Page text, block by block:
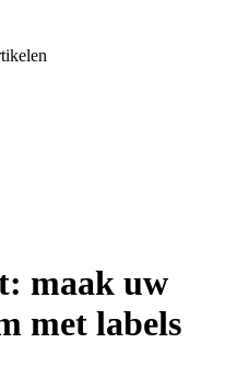
maak uw
met labels